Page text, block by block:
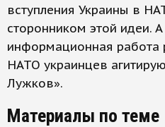
вступления Украины в
сторонником этой идеи. А
информационная работа
НАТО украинцев
Лужков».
Материалы по теме